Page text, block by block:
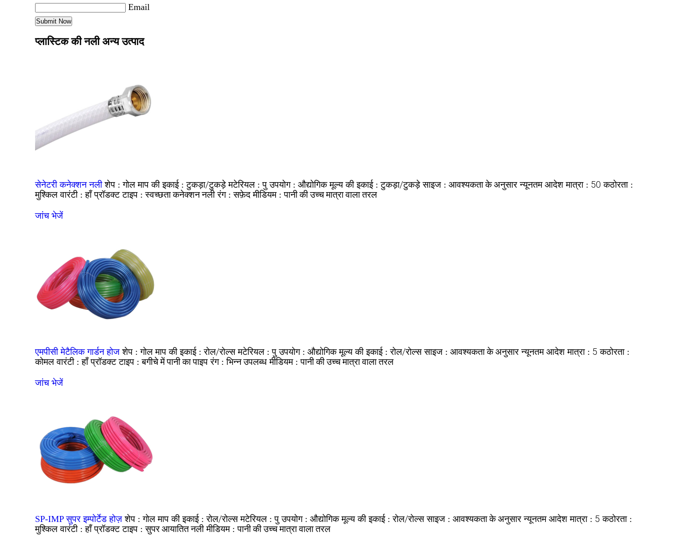
Email
प्लास्टिक की नली अन्य उत्पाद
सेनेटरी कनेक्शन नली शेप :गोल माप की इकाई :टुकड़ा/टुकड़े मटेरियल :पु उपयोग : औद्योगिक मूल्य की इकाई :टुकड़ा/टुकड़े साइज : आवश्यकता के अनुसार न्यूनतम आदेश मात्रा : 50 कठोरता :
मुश्किल वारंटी :हाँ प्रॉडक्ट टाइप :स्वच्छता कनेक्शन नली रंग :सफ़ेद मीडियम :पानी की उच्च मात्रा वाला तरल
जांच भेजें
एमपीसी मेटैलिक गार्डन होज शेप :गोल माप की इकाई :रोल/रोल्स मटेरियल :पु उपयोग : औद्योगिक मूल्य की इकाई :रोल/रोल्स साइज : आवश्यकता के अनुसार न्यूनतम आदेश मात्रा : 5 कठोरता :
कोमल वारंटी :हाँ प्रॉडक्ट टाइप :बगीचे में पानी का पाइप रंग :भिन्न उपलब्ध मीडियम :पानी की उच्च मात्रा वाला तरल
जांच भेजें
SP-IMP सुपर इम्पोर्टेड होज़ शेप :गोल माप की इकाई :रोल/रोल्स मटेरियल :पु उपयोग : औद्योगिक मूल्य की इकाई :रोल/रोल्स साइज : आवश्यकता के अनुसार न्यूनतम आदेश मात्रा : 5 कठोरता :
मुश्किल वारंटी :हाँ प्रॉडक्ट टाइप :सुपर आयातित नली मीडियम :पानी की उच्च मात्रा वाला तरल